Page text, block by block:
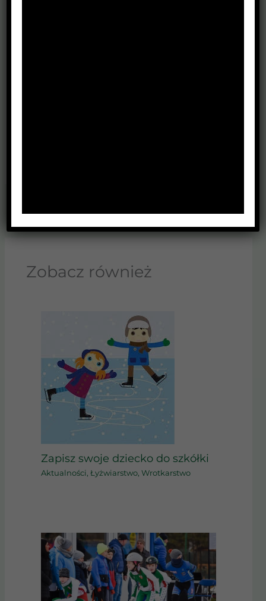
Zobacz również
Zapisz swoje dziecko do szkółki
Aktualności ,Łyżwiarstwo,Wrotkarstwo